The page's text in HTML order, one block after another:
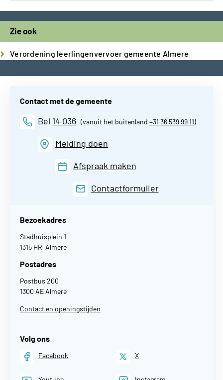
Zie ook
Verordening leerlingenvervoer gemeente Almere
Contact met de gemeente
Bel 14 036(vanuit het buitenland +31 36 539 99 11)
Melding doen
Afspraak maken
Contactformulier
Bezoekadres
Stadhuisplein 1
1315 HR Almere
Postadres
Postbus 200
1300 AE Almere
Contact en openingstijden
Volg ons
Facebook X